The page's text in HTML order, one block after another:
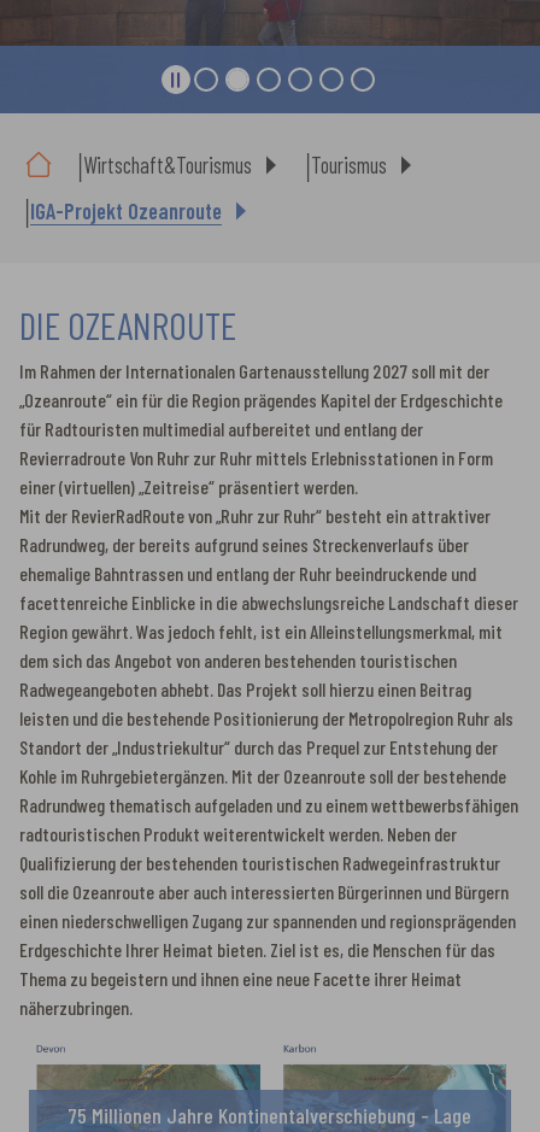
Wirtschaft&Tourismus
Tourismus
IGA-Projekt Ozeanroute
75 Millionen Jahre Kontinentalverschiebung - Lage
DIE OZEANROUTE
Im Rahmen der Internationalen Gartenausstellung 2027 soll mit der
„Ozeanroute“ ein für die Region prägendes Kapitel der Erdgeschichte
für Radtouristen multimedial aufbereitet und entlang der
Revierradroute Von Ruhr zur Ruhr mittels Erlebnisstationen in Form
einer (virtuellen) „Zeitreise“ präsentiert werden.
Mit der RevierRadRoute von „Ruhr zur Ruhr“ besteht ein attraktiver
Radrundweg, der bereits aufgrund seines Streckenverlaufs über
ehemalige Bahntrassen und entlang der Ruhr beeindruckende und
facettenreiche Einblicke in die abwechslungsreiche Landschaft dieser
Region gewährt. Was jedoch fehlt, ist ein Alleinstellungsmerkmal, mit
dem sich das Angebot von anderen bestehenden touristischen
Radwegeangeboten abhebt. Das Projekt soll hierzu einen Beitrag
leisten und die bestehende Positionierung der Metropolregion Ruhr als
Standort der „Industriekultur“ durch das Prequel zur Entstehung der
Kohle im Ruhrgebietergänzen. Mit der Ozeanroute soll der bestehende
Radrundweg thematisch aufgeladen und zu einem wettbewerbsfähigen
radtouristischen Produkt weiterentwickelt werden. Neben der
Qualifizierung der bestehenden touristischen Radwegeinfrastruktur
soll die Ozeanroute aber auch interessierten Bürgerinnen und Bürgern
einen niederschwelligen Zugang zur spannenden und regionsprägenden
Erdgeschichte Ihrer Heimat bieten. Ziel ist es, die Menschen für das
Thema zu begeistern und ihnen eine neue Facette ihrer Heimat
näherzubringen.